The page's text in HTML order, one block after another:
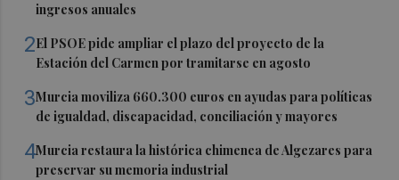
ingresos anuales
2El PSOE pide ampliar el plazo del proyecto de la
Estación del Carmen por tramitarse en agosto
3Murcia moviliza 660.300 euros en ayudas para políticas
de igualdad, discapacidad, conciliación y mayores
4Murcia restaura la histórica chimenea de Algezares para
preservar su memoria industrial